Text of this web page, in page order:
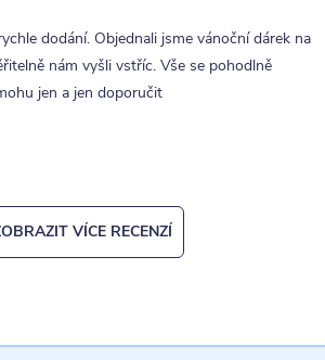
dodání. Objednali jsme vánoční dárek na
nám vyšli vstříc. Vše se pohodlně
jen a jen doporučit
VÍCE RECENZÍ